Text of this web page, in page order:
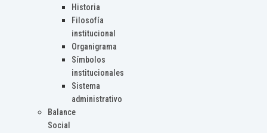
Historia
Filosofía
institucional
Organigrama
Símbolos
institucionales
Sistema
administrativo
Balance
Social